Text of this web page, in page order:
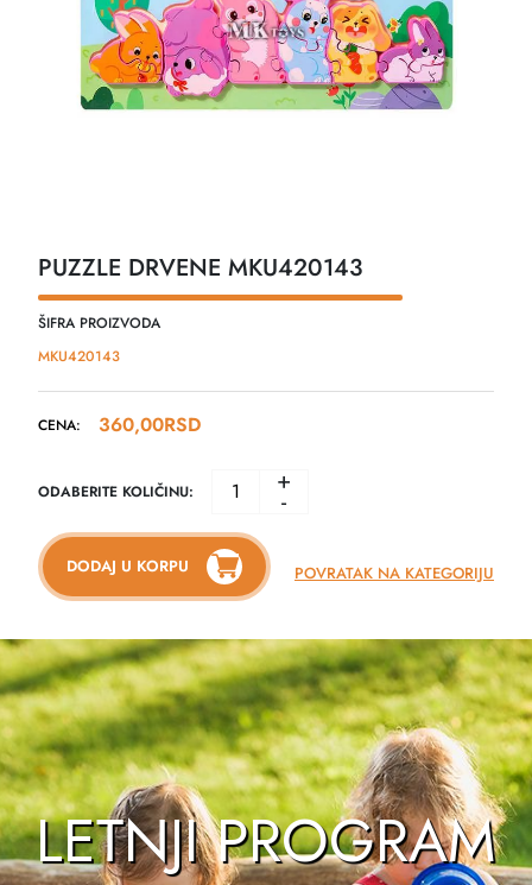
PUZZLE DRVENE MKU420143
ŠIFRA PROIZVODA
MKU420143
CENA: 360,00RSD
ODABERITE KOLIČINU: +
-
DODAJ U KORPU POVRATAK NA KATEGORIJU
LETNJI PROGRAM